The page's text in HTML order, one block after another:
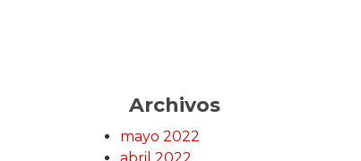
Archivos
mayo 2022